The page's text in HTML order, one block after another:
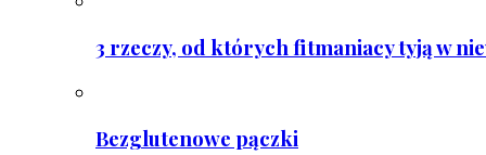
3 rzeczy, od których fitmaniacy tyją w
Bezglutenowe pączki